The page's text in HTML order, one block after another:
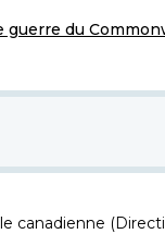
guerre du
canadienne